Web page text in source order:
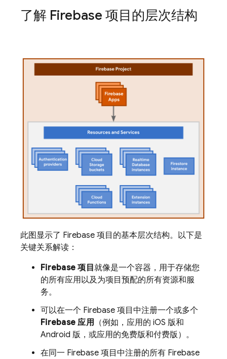
了解 Firebase 项目的层次结构
此图显示了 Firebase 项目的基本层次结构。以下是
关键关系解读：
Firebase 项目就像是一个容器，用于存储您
的所有应用以及为项目预配的所有资源和服
务。
可以在一个 Firebase 项目中注册一个或多个
Firebase 应用
（例如，应用的 iOS 版和
Android 版，或应用的免费版和付费版）。
在同一 Firebase 项目中注册的所有 Firebase